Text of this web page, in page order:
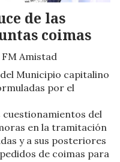
de las
coimas
FM Amistad
Municipio capitalino
por el
del
en la tramitación
y a sus posteriores
de coimas para